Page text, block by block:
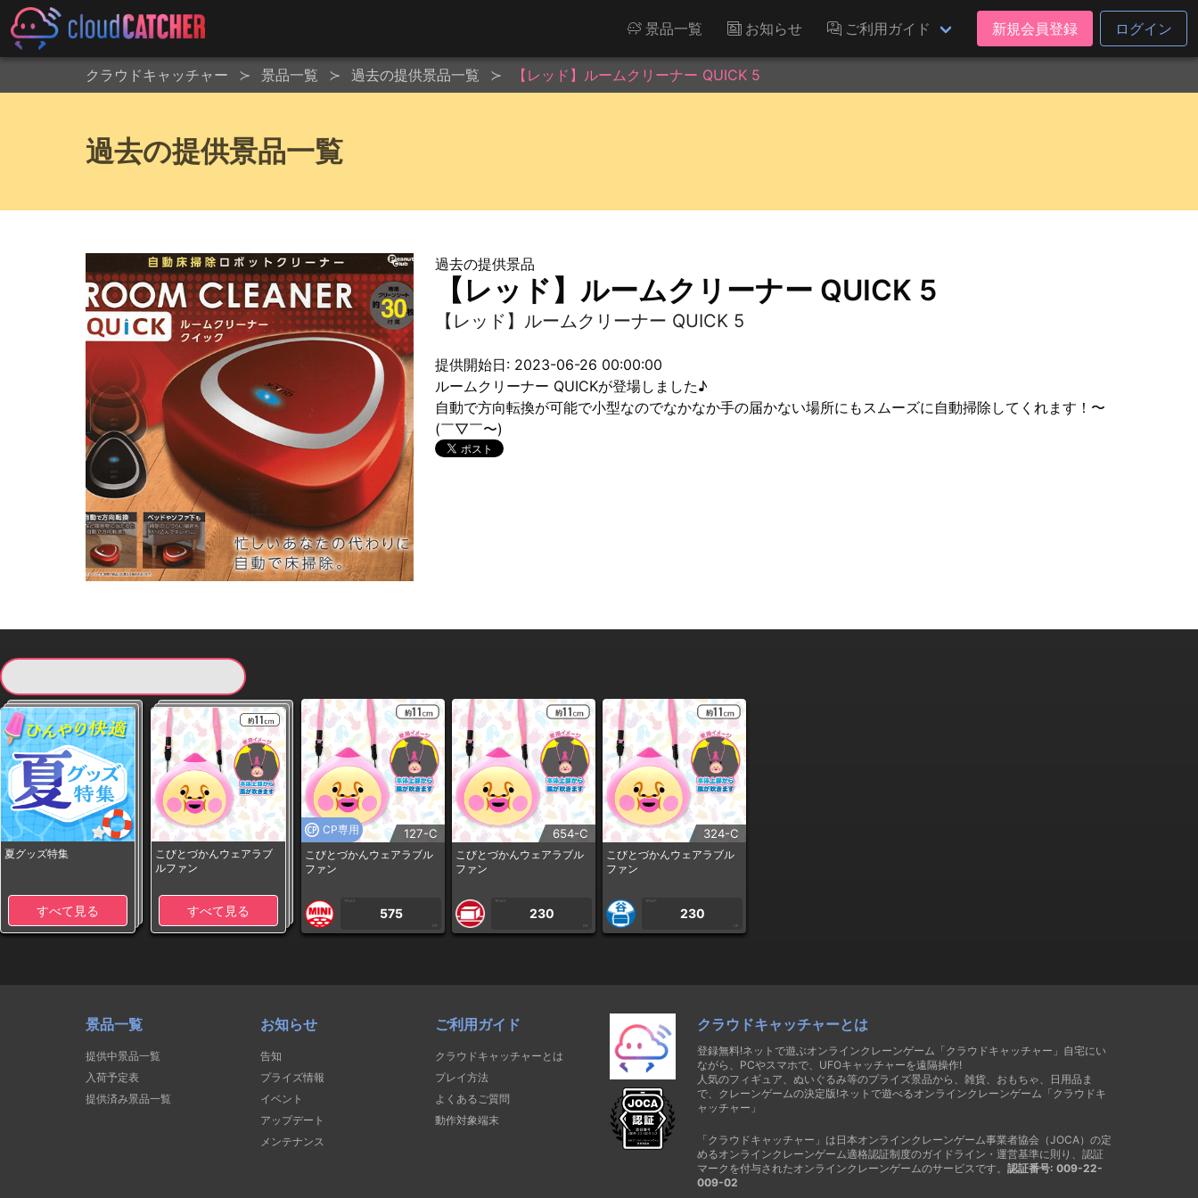
景品一覧 お知らせ ご利用ガイド 新規会員登録 ログイン
クラウドキャッチャー 景品一覧 過去の提供景品一覧 【レッド】ルームクリーナー QUICK 5
過去の提供景品一覧
過去の提供景品
【レッド】ルームクリーナー QUICK 5
【レッド】ルームクリーナー QUICK 5
提供開始日: 2023-06-26 00:00:00
ルームクリーナー QUICKが登場しました♪
自動で方向転換が可能で小型なのでなかなか手の届かない場所にもスムーズに自動掃除してくれます！〜
(￣▽￣〜)
夏グッズ特集
すべて見る
こびとづかんウェアラブ
ルファン
すべて見る
CP専用 127-C
こびとづかんウェアラブル
ファン
1PLAY
575
CP
654-C
こびとづかんウェアラブル
ファン
1PLAY
230
CP
324-C
こびとづかんウェアラブル
ファン
1PLAY
230
CP
景品一覧
提供中景品一覧
入荷予定表
提供済み景品一覧
お知らせ
告知
プライズ情報
イベント
アップデート
メンテナンス
ご利用ガイド
クラウドキャッチャーとは
プレイ方法
よくあるご質問
動作対象端末
クラウドキャッチャーとは
登録無料!ネットで遊ぶオンラインクレーンゲーム「クラウドキャッチャー」自宅にい
ながら、PCやスマホで、UFOキャッチャーを遠隔操作!
人気のフィギュア、ぬいぐるみ等のプライズ景品から、雑貨、おもちゃ、日用品ま
で、クレーンゲームの決定版!ネットで遊べるオンラインクレーンゲーム「クラウドキ
ャッチャー」
「クラウドキャッチャー」は日本オンラインクレーンゲーム事業者協会（JOCA）の定
めるオンラインクレーンゲーム適格認証制度のガイドライン・運営基準に則り、認証
マークを付与されたオンラインクレーンゲームのサービスです。 認証番号: 009-22-
009-02